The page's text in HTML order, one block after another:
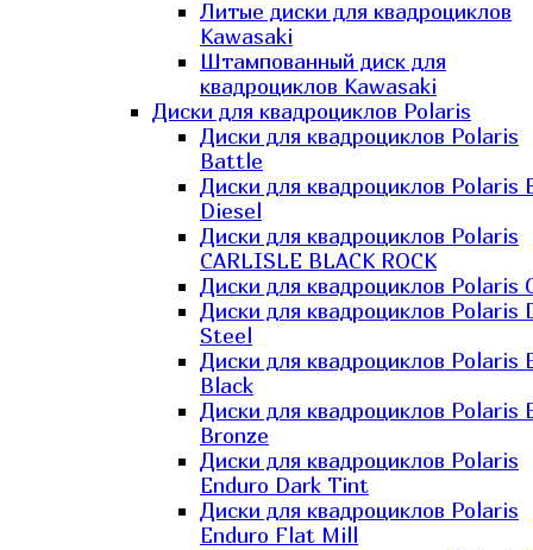
Литые диски для квадроциклов
Kawasaki​
Штампованный диск для
квадроциклов Kawasaki​
Диски для квадроциклов Polaris
Диски для квадроциклов Polaris
Battle
Диски для квадроциклов Polaris
Diesel
Диски для квадроциклов Polaris
CARLISLE BLACK ROCK
Диски для квадроциклов Polaris
Диски для квадроциклов Polaris
Steel
Диски для квадроциклов Polaris
Black
Диски для квадроциклов Polaris
Bronze
Диски для квадроциклов Polaris
Enduro Dark Tint
Диски для квадроциклов Polaris
Enduro Flat Mill